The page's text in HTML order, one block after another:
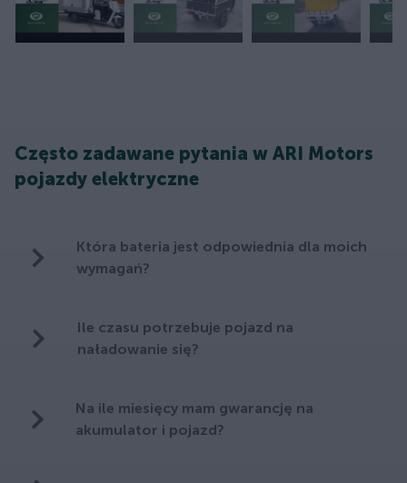
Często zadawane pytania w ARI Motors
pojazdy elektryczne
Która bateria jest odpowiednia dla moich
wymagań?
Ile czasu potrzebuje pojazd na
naładowanie się?
Na ile miesięcy mam gwarancję na
akumulator i pojazd?